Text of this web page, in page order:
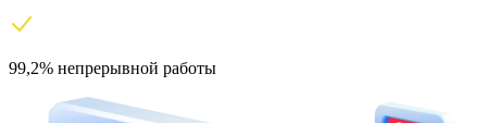
99,2% непрерывной работы